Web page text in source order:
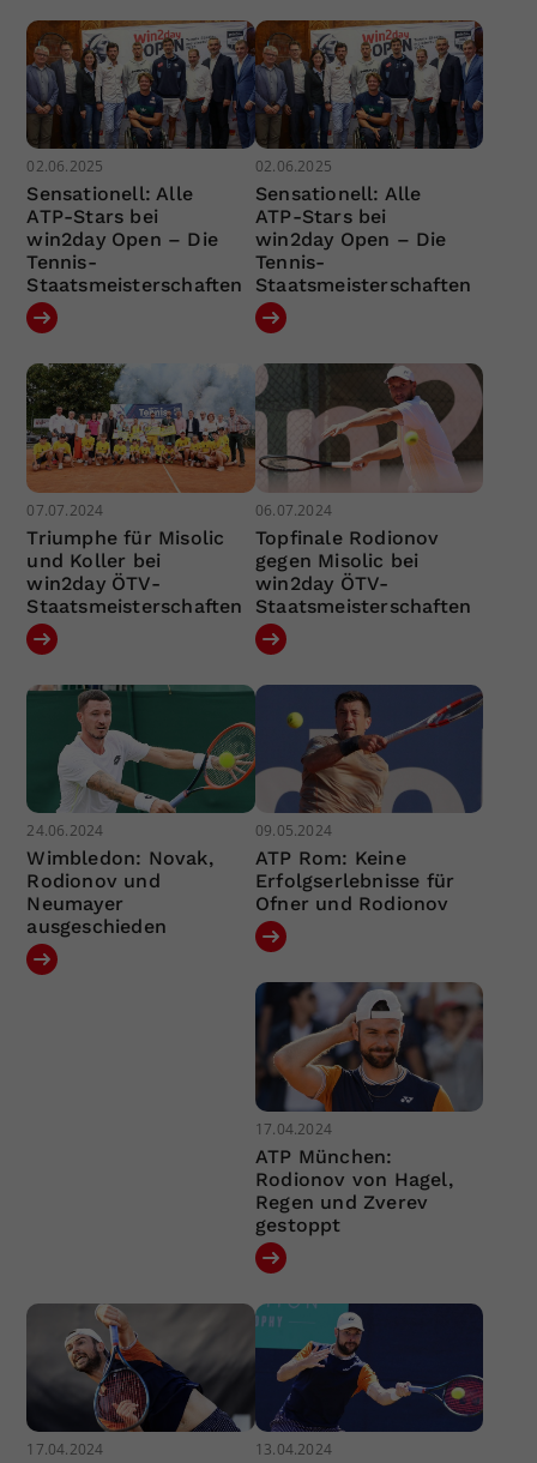
02.06.2025
Sensationell: Alle
ATP-Stars bei
win2day Open – Die
Tennis-
Staatsmeisterschaften
02.06.2025
Sensationell: Alle
ATP-Stars bei
win2day Open – Die
Tennis-
Staatsmeisterschaften
07.07.2024
Triumphe für Misolic
und Koller bei
win2day ÖTV-
Staatsmeisterschaften
06.07.2024
Topfinale Rodionov
gegen Misolic bei
win2day ÖTV-
Staatsmeisterschaften
24.06.2024
Wimbledon: Novak,
Rodionov und
Neumayer
ausgeschieden
09.05.2024
ATP Rom: Keine
Erfolgserlebnisse für
Ofner und Rodionov
17.04.2024
ATP München:
Rodionov von Hagel,
Regen und Zverev
gestoppt
17.04.2024 13.04.2024